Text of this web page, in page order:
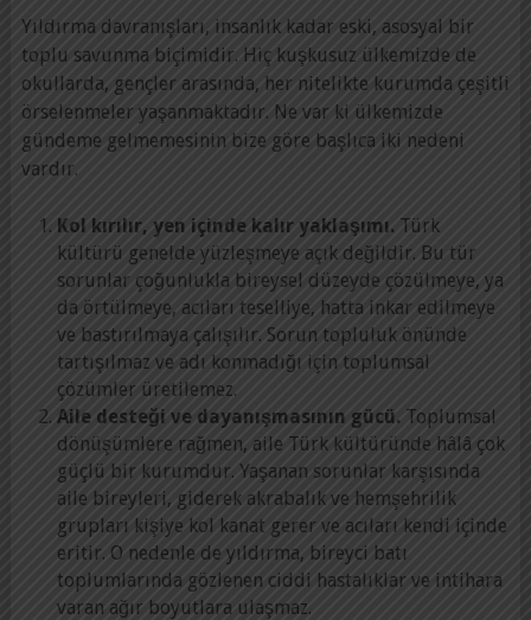
Yıldırma davranışları, insanlık kadar eski, asosyal bir
toplu savunma biçimidir. Hiç kuşkusuz ülkemizde de
okullarda, gençler arasında, her nitelikte kurumda çeşitli
örselenmeler yaşanmaktadır. Ne var ki ülkemizde
gündeme gelmemesinin bize göre başlıca iki nedeni
vardır.
Kol kırılır, yen içinde kalır yaklaşımı. Türk
kültürü genelde yüzleşmeye açık değildir. Bu tür
sorunlar çoğunlukla bireysel düzeyde çözülmeye, ya
da örtülmeye, acıları teselliye, hatta inkar edilmeye
ve bastırılmaya çalışılır. Sorun topluluk önünde
tartışılmaz ve adı konmadığı için toplumsal
çözümler üretilemez.
Aile desteği ve dayanışmasının gücü. Toplumsal
dönüşümlere rağmen, aile Türk kültüründe hâlâ çok
güçlü bir kurumdur. Yaşanan sorunlar karşısında
aile bireyleri, giderek akrabalık ve hemşehrilik
grupları kişiye kol kanat gerer ve acıları kendi içinde
eritir. O nedenle de yıldırma, bireyci batı
toplumlarında gözlenen ciddi hastalıklar ve intihara
varan ağır boyutlara ulaşmaz.